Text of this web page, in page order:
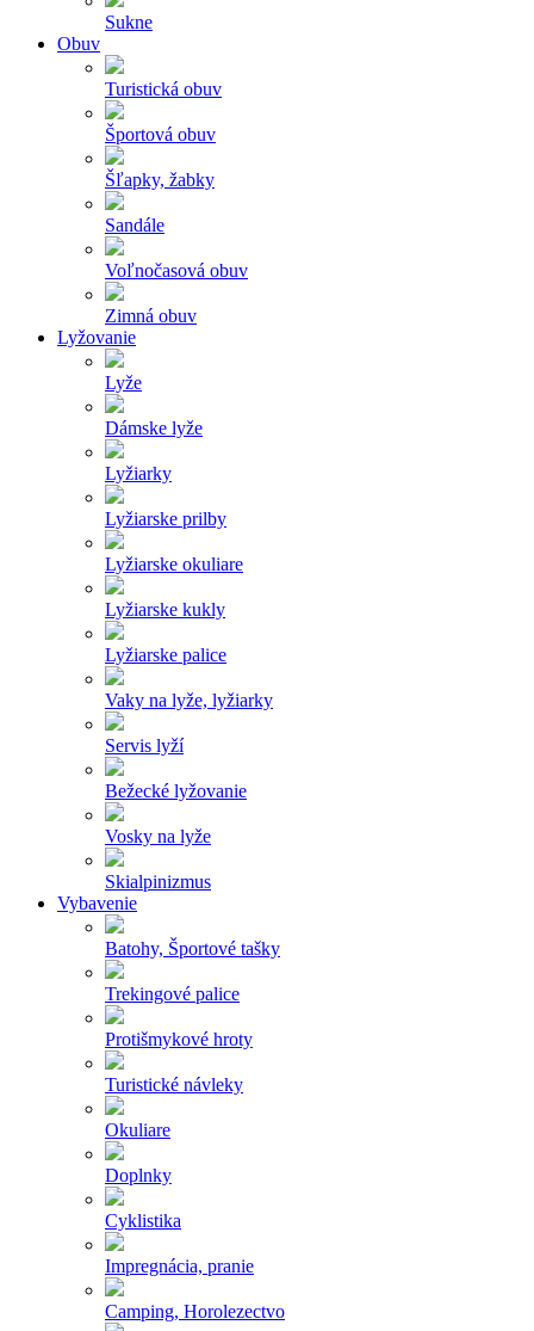
Sukne
Obuv
Turistická obuv
Športová obuv
Šľapky, žabky
Sandále
Voľnočasová obuv
Zimná obuv
Lyžovanie
Lyže
Dámske lyže
Lyžiarky
Lyžiarske prilby
Lyžiarske okuliare
Lyžiarske kukly
Lyžiarske palice
Vaky na lyže, lyžiarky
Servis lyží
Bežecké lyžovanie
Vosky na lyže
Skialpinizmus
Vybavenie
Batohy, Športové tašky
Trekingové palice
Protišmykové hroty
Turistické návleky
Okuliare
Doplnky
Cyklistika
Impregnácia, pranie
Camping, Horolezectvo